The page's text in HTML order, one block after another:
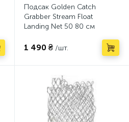
Подсак Golden Catch
Grabber Stream Float
Landing Net 50 80 см
1 490 ₴ /шт.